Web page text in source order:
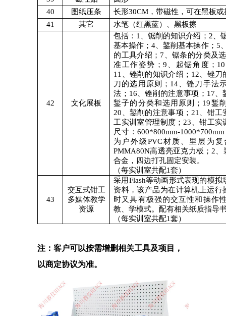
40
图纸压条 长形30CM ，带磁性，可在黑板
41
其它 水笔（红黑蓝）、黑板擦
42 文化展板
包括： 1、锯削的知识介绍； 2、
基本操作；4、錾削基本操作； 5
的工具介绍； 7 、锯条的分类及
准工作姿势； 9 、起锯角度； 10
11 、锉削的知识介绍； 12、锉刀
刀的选用原则； 14、锉刀手法
法； 16、锉削的注意事项； 17、
錾子的分类和选用原则； 19錾
20 、錾削的注意事项；21、钳工
工实训室管理制度；23 、钳工实
尺寸：600*800mm-1000*700mm
为户外级PVC材质、里层为复
PMMA80N高透亮亚克力板；2、
合金，四边打孔固定安装。
（每实训室共配1套）
43
交互式钳工
多媒体教学
资源
采用Flash等动画形式表现的模拟
资料，该产品为在计算机上运行
时又具有极强的交互性和操作
教、学模式。配有相关纸质指导
（每实训室共配1套）
注：客户可以按需增删相关工具及项目，
以商定协议为准。